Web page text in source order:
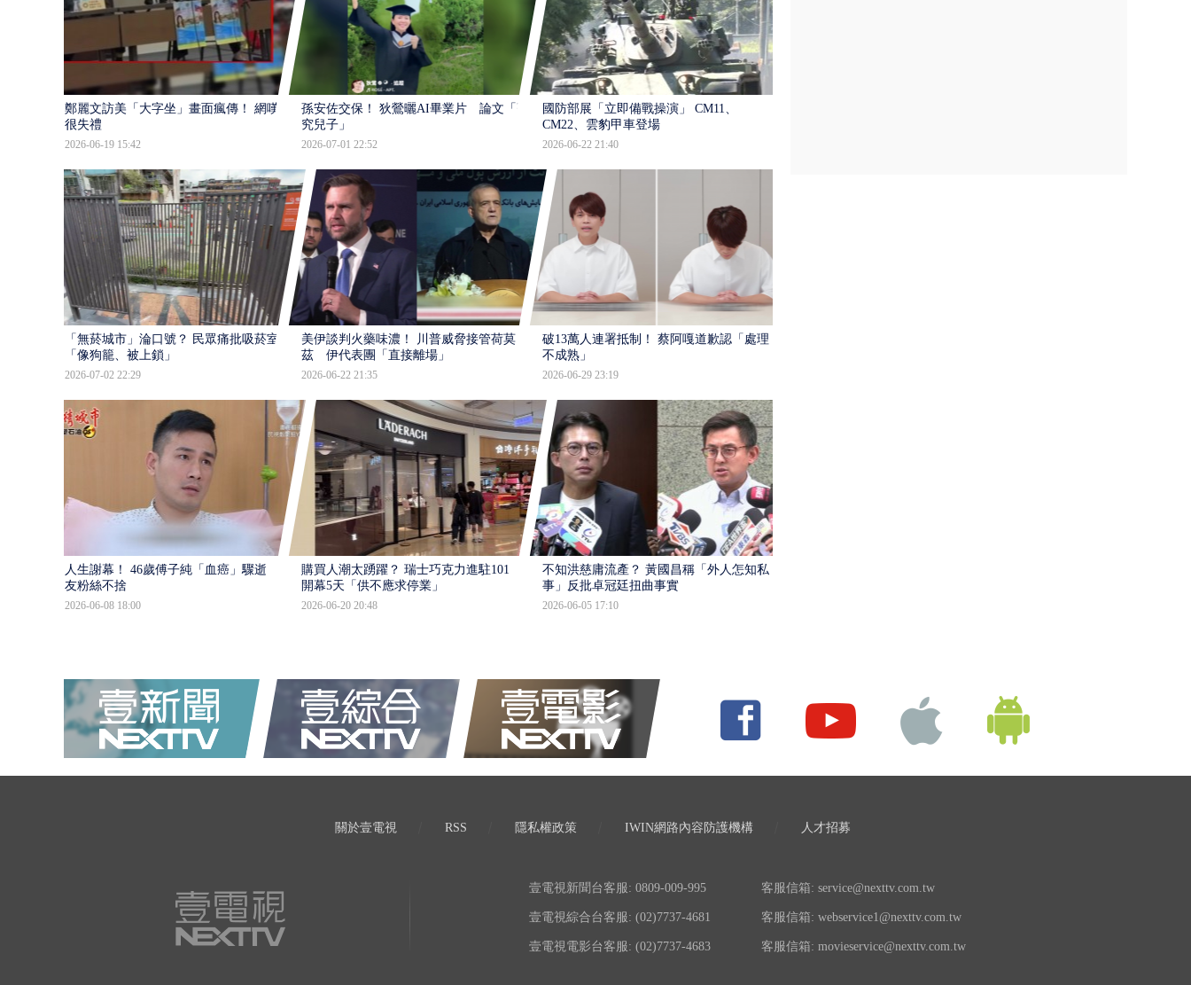
鄭麗文訪美「大字坐」畫面瘋傳！ 網嘆：
很失禮
2026-06-19 15:42
孫安佐交保！ 狄鶯曬AI畢業片 論文「研
究兒子」
2026-07-01 22:52
國防部展「立即備戰操演」 CM11、
CM22、雲豹甲車登場
2026-06-22 21:40
「無菸城市」淪口號？ 民眾痛批吸菸室
「像狗籠、被上鎖」
2026-07-02 22:29
美伊談判火藥味濃！ 川普威脅接管荷莫
茲 伊代表團「直接離場」
2026-06-22 21:35
破13萬人連署抵制！ 蔡阿嘎道歉認「處理
不成熟」
2026-06-29 23:19
人生謝幕！ 46歲傅子純「血癌」驟逝 好
友粉絲不捨
2026-06-08 18:00
購買人潮太踴躍？ 瑞士巧克力進駐101
開幕5天「供不應求停業」
2026-06-20 20:48
不知洪慈庸流產？ 黃國昌稱「外人怎知私
事」反批卓冠廷扭曲事實
2026-06-05 17:10
關於壹電視 RSS 隱私權政策 IWIN網路內容防護機構 人才招募
壹電視新聞台客服: 0809-009-995 客服信箱: service@nexttv.com.tw
壹電視綜合台客服: (02)7737-4681 客服信箱: webservice1@nexttv.com.tw
壹電視電影台客服: (02)7737-4683 客服信箱: movieservice@nexttv.com.tw